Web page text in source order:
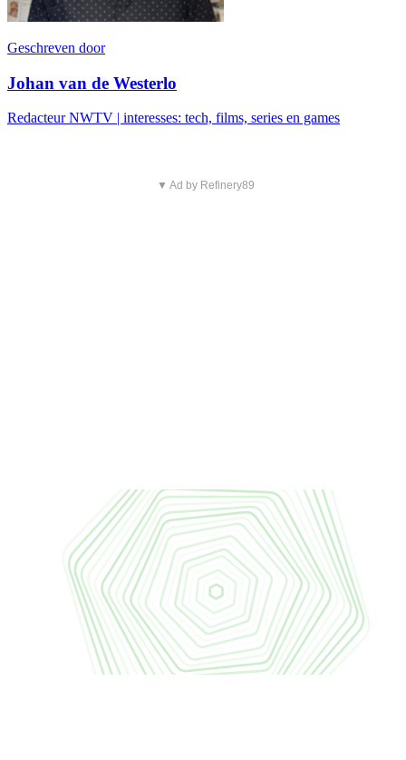
Geschreven door
Johan van de Westerlo
Redacteur NWTV | interesses: tech, films, series en games
▼ Ad by Refinery89